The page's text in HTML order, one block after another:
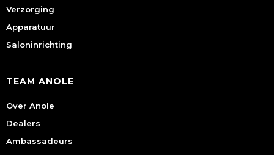
Verzorging
Apparatuur
Saloninrichting
TEAM ANOLE
Over Anole
Dealers
Ambassadeurs